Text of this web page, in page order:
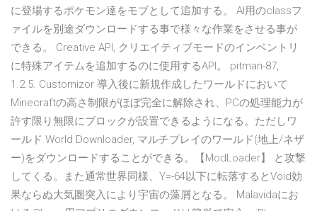
に登場するポケモン達をモブとして追加する。 AI用のclassフ
ァイルを別途ダウンロードする事で様々な作業をさせる事が
できる。 Creative API, クリエイティブモードのインベントリ
に特殊アイテムを追加するのに使用するAPI。 pitman-87,
1.2.5. Customizor 導入後に新規作成したワールドにおいて
Minecraftの高さ制限がほぼ完全に解除され、PCの処理能力が
許す限り無限にブロックが設置できるようになる。ただしワ
ールド World Downloader, マルチプレイのワールド(地上/ネザ
ー)をダウンロードすることができる。【ModLoader】 と攻撃
してくる。また通常世界同様、Y=-64以下に転落するとVoid効
果ならぬ大気圏突入により宇宙の藻屑となる。 Malavidaにお